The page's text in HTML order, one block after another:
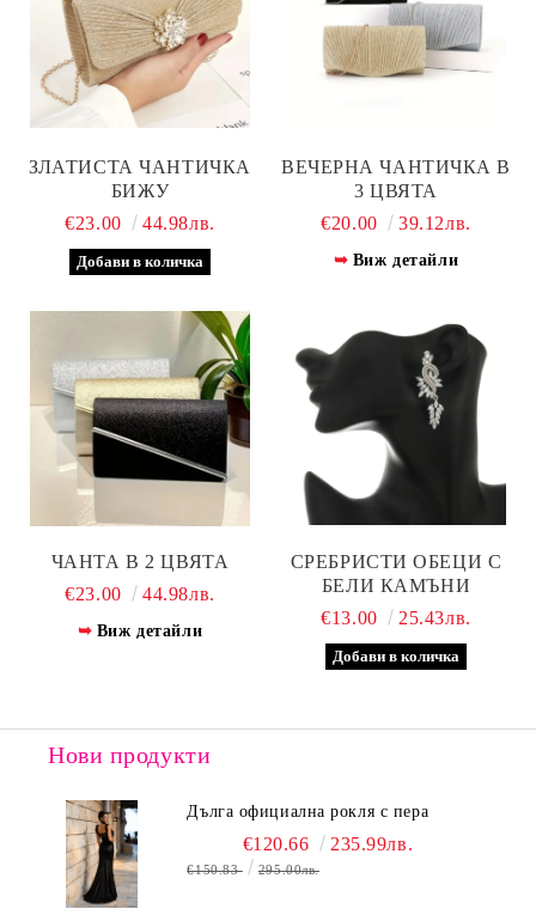
ЗЛАТИСТА ЧАНТИЧКА
БИЖУ
€23.00
44.98лв.
ВЕЧЕРНА ЧАНТИЧКА В
3 ЦВЯТА
€20.00
39.12лв.
Виж детайли
ЧАНТА В 2 ЦВЯТА
€23.00
44.98лв.
Виж детайли
СРЕБРИСТИ ОБЕЦИ С
БЕЛИ КАМЪНИ
€13.00
25.43лв.
Нови продукти
Дълга официална рокля с пера
€120.66 235.99лв.
€150.83 295.00лв.